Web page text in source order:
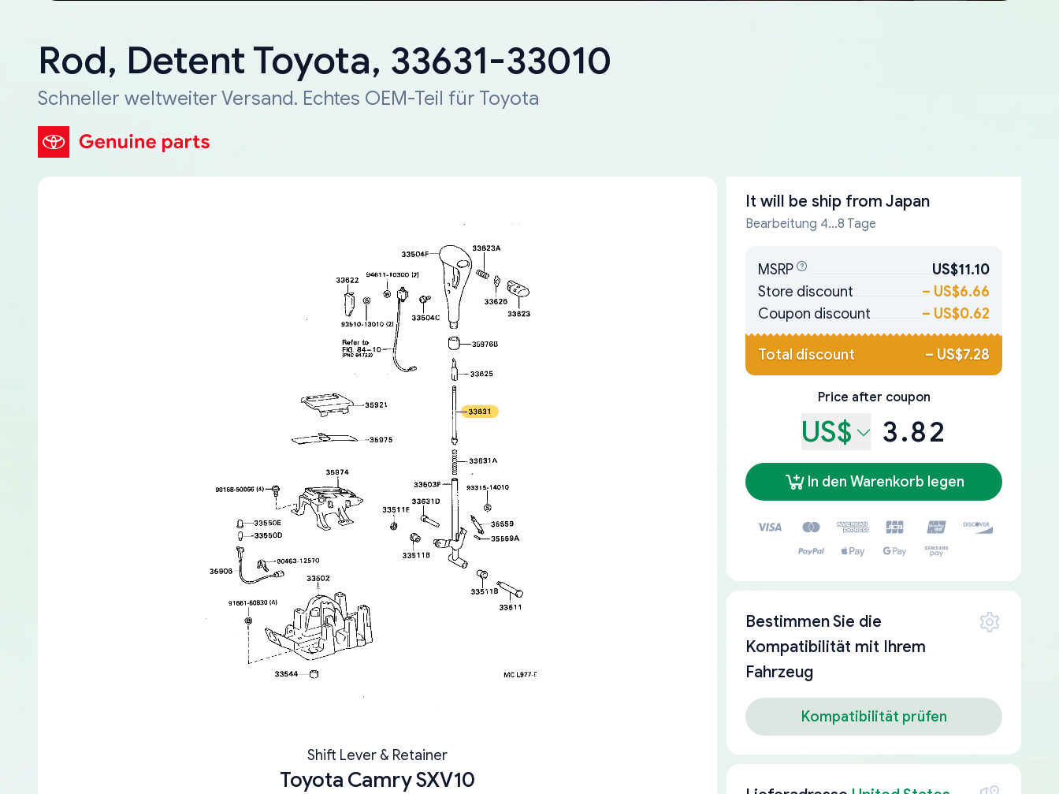
Rod, Detent Toyota, 33631-33010
Schneller weltweiter Versand. Echtes OEM-Teil für Toyota
Shift Lever & Retainer
Toyota Camry SXV10
It will be ship from Japan
Bearbeitung 4...8 Tage
MSRP
US$11.10
Store discount
– US$6.66
Coupon discount
– US$0.62
Total discount – US$7.28
Price after coupon
US$ 3.82
In den Warenkorb legen
Bestimmen Sie die
Kompatibilität mit Ihrem
Fahrzeug
Kompatibilität prüfen